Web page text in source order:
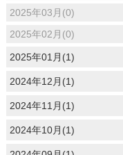
2025年03月(0)
2025年02月(0)
2025年01月(1)
2024年12月(1)
2024年11月(1)
2024年10月(1)